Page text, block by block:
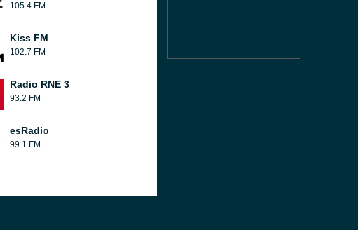
105.4 FM
Kiss FM
102.7 FM
Radio RNE 3
93.2 FM
esRadio
99.1 FM